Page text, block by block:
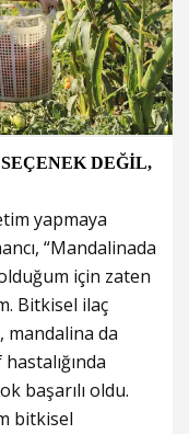
DEĞİL,
yapmaya
“Mandalinada
için zaten
Bitkisel ilaç
mandalina da
başarılı oldu.
bitkisel